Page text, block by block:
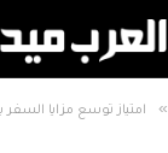
» امتياز توسع مزايا السفر بشراكات مع